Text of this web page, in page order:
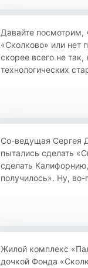
Давайте посмотрим,
«Сколково» или нет
скорее всего не
технологических
Со-ведущая Сергея
пытались сделать
сделать
получилось». Ну,
Жилой комплекс
дочкой Фонда